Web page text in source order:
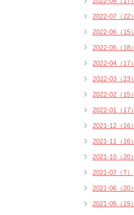
2022-07（22）
2022-06（15）
2022-05（18）
2022-04（17）
2022-03（23）
2022-02（15）
2022-01（17）
2021-12（16）
2021-11（16）
2021-10（20）
2021-07（7）
2021-06（20）
2021-05（19）